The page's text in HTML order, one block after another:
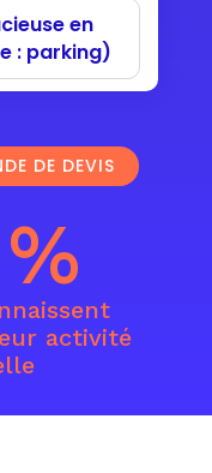
en
: parking)
DE DEVIS
%
activité